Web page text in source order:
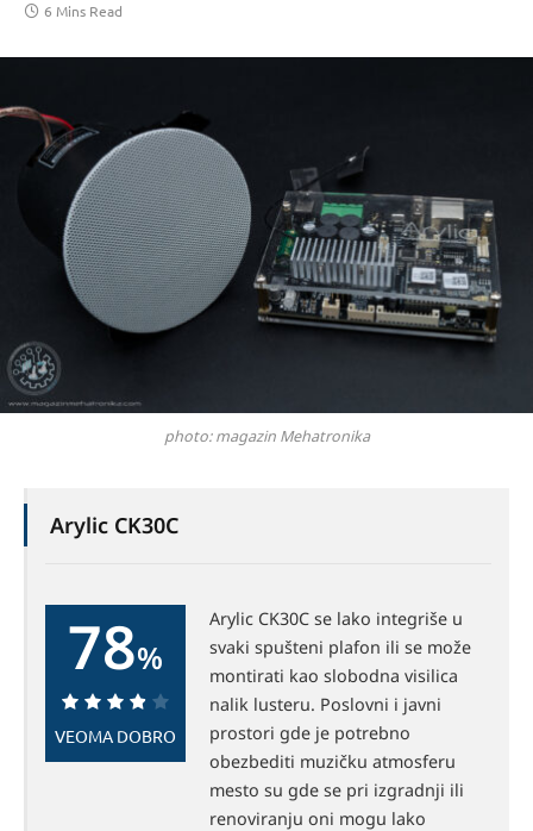
6 Mins Read
photo: magazin Mehatronika
Arylic CK30C
78%
78%
VEOMA DOBRO
Arylic CK30C se lako integriše u
svaki spušteni plafon ili se može
montirati kao slobodna visilica
nalik lusteru. Poslovni i javni
prostori gde je potrebno
obezbediti muzičku atmosferu
mesto su gde se pri izgradnji ili
renoviranju oni mogu lako